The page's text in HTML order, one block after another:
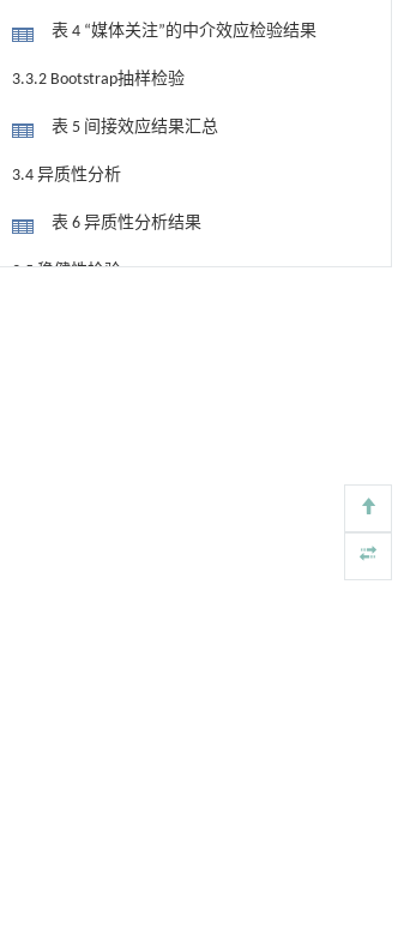
表 4 “媒体关注”的中介效应检验结果
3.3.2 Bootstrap抽样检验
表 5 间接效应结果汇总
3.4 异质性分析
表 6 异质性分析结果
3.5 稳健性检验